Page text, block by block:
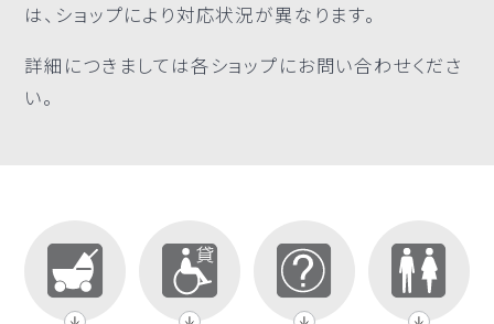
は、ショップにより対応状況が異なります。
詳細につきましては各ショップにお問い合わせくださ
い。